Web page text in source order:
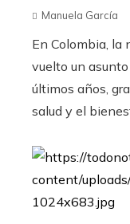
Manuela García
En Colombia, la
vuelto un
últimos años,
salud y el